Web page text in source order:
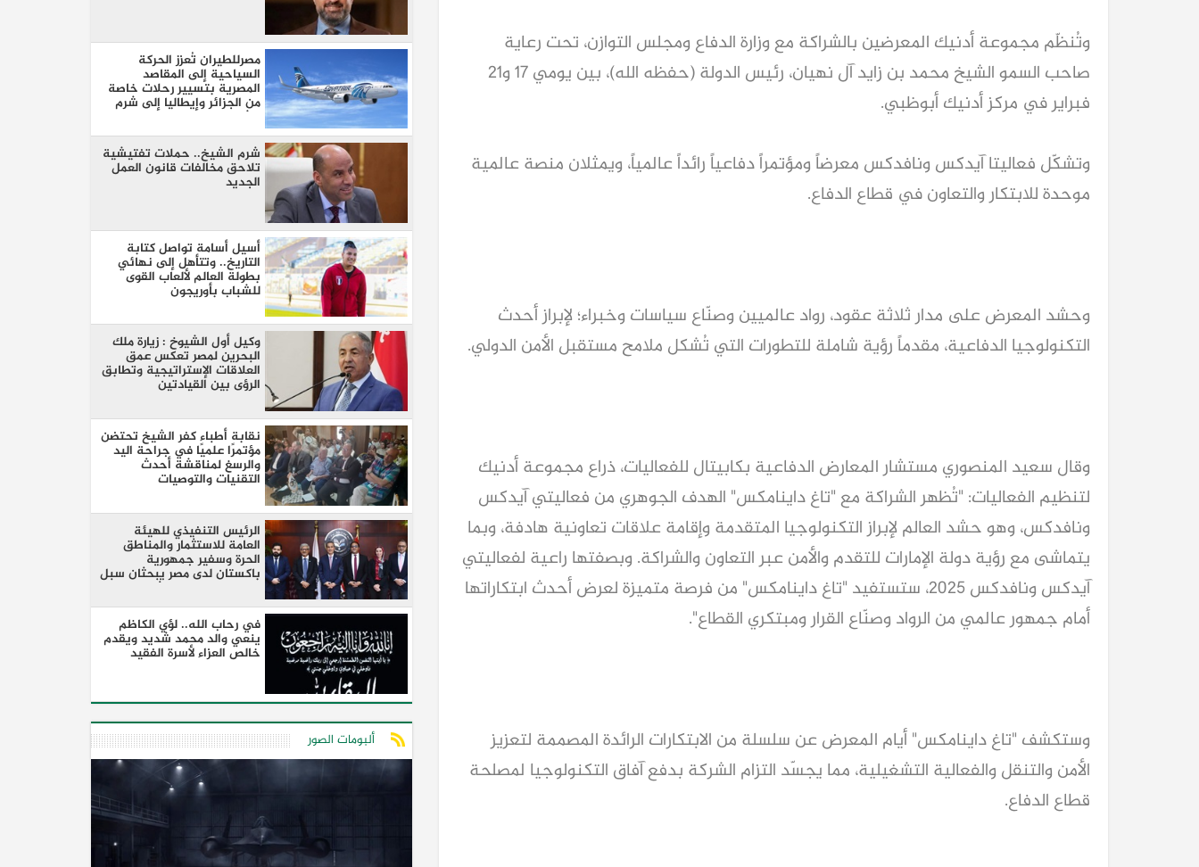
وتُنظّم مجموعة أدنيك المعرضين بالشراكة مع وزارة الدفاع ومجلس التوازن، تحت رعاية
صاحب السمو الشيخ محمد بن زايد آل نهيان، رئيس الدولة (حفظه الله)، بين يومي 17 و21
فبراير في مركز أدنيك أبوظبي.
وتشكّل فعاليتا آيدكس ونافدكس معرضاً ومؤتمراً دفاعياً رائداً عالمياً، ويمثلان منصة عالمية
موحدة للابتكار والتعاون في قطاع الدفاع.
وحشد المعرض على مدار ثلاثة عقود، رواد عالميين وصنّاع سياسات وخبراء؛ لإبراز أحدث
التكنولوجيا الدفاعية، مقدماً رؤية شاملة للتطورات التي تُشكل ملامح مستقبل الأمن الدولي.
وقال سعيد المنصوري مستشار المعارض الدفاعية بكابيتال للفعاليات، ذراع مجموعة أدنيك
لتنظيم الفعاليات: "تُظهر الشراكة مع "تاغ داينامكس" الهدف الجوهري من فعاليتي آيدكس
ونافدكس، وهو حشد العالم لإبراز التكنولوجيا المتقدمة وإقامة علاقات تعاونية هادفة، وبما
يتماشى مع رؤية دولة الإمارات للتقدم والأمن عبر التعاون والشراكة. وبصفتها راعية لفعاليتي
آيدكس ونافدكس 2025، ستستفيد "تاغ داينامكس" من فرصة متميزة لعرض أحدث ابتكاراتها
أمام جمهور عالمي من الرواد وصنّاع القرار ومبتكري القطاع".
وستكشف "تاغ داينامكس" أيام المعرض عن سلسلة من الابتكارات الرائدة المصممة لتعزيز
الأمن والتنقل والفعالية التشغيلية، مما يجسّد التزام الشركة بدفع آفاق التكنولوجيا لمصلحة
قطاع الدفاع.
مصرللطيران تُعزز الحركة
السياحية إلى المقاصد
المصرية بتسيير رحلات خاصة
من الجزائر وإيطاليا إلى شرم
الشيخ والغردقة
شرم الشيخ.. حملات تفتيشية
تلاحق مخالفات قانون العمل
الجديد
أسيل أسامة تواصل كتابة
التاريخ.. وتتأهل إلى نهائي
بطولة العالم لألعاب القوى
للشباب بأوريجون
وكيل أول الشيوخ : زيارة ملك
البحرين لمصر تعكس عمق
العلاقات الإستراتيجية وتطابق
الرؤى بين القيادتين
نقابة أطباء كفر الشيخ تحتضن
مؤتمرًا علميًا في جراحة اليد
والرسغ لمناقشة أحدث
التقنيات والتوصيات
الرئيس التنفيذي للهيئة
العامة للاستثمار والمناطق
الحرة وسفير جمهورية
باكستان لدى مصر يبحثان سبل
تعزيز التعاون الاستثماري بين
في رحاب الله.. لؤي الكاظم
ينعي والد محمد شديد ويقدم
خالص العزاء لأسرة الفقيد
ألبومات الصور